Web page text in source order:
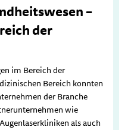
–
der
im Bereich der
Bereich konnten
der Branche
wie
als auch